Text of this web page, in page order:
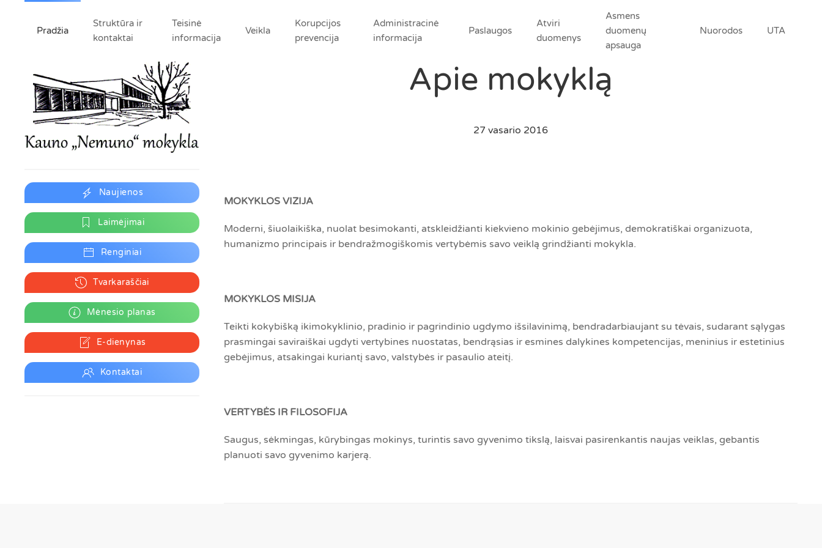
Pradžia
Struktūra ir
kontaktai
Teisinė
informacija
Veikla
Korupcijos
prevencija
Administracinė
informacija
Paslaugos
Atviri
duomenys
Asmens
duomenų
apsauga
Nuorodos UTA
Naujienos
Laimėjimai
Renginiai
Tvarkaraščiai
Mėnesio planas
E-dienynas
Kontaktai
Apie mokyklą
27 vasario 2016
MOKYKLOS VIZIJA
Moderni, šiuolaikiška, nuolat besimokanti, atskleidžianti kiekvieno mokinio gebėjimus, demokratiškai organizuota,
humanizmo principais ir bendražmogiškomis vertybėmis savo veiklą grindžianti mokykla.
MOKYKLOS MISIJA
Teikti kokybišką ikimokyklinio, pradinio ir pagrindinio ugdymo išsilavinimą, bendradarbiaujant su tėvais, sudarant sąlygas
prasmingai saviraiškai ugdyti vertybines nuostatas, bendrąsias ir esmines dalykines kompetencijas, meninius ir estetinius
gebėjimus, atsakingai kuriantį savo, valstybės ir pasaulio ateitį.
VERTYBĖS IR FILOSOFIJA
Saugus, sėkmingas, kūrybingas mokinys, turintis savo gyvenimo tikslą, laisvai pasirenkantis naujas veiklas, gebantis
planuoti savo gyvenimo karjerą.